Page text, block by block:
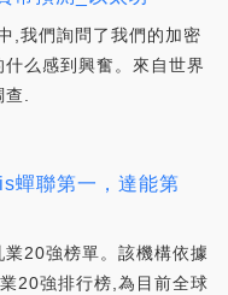
,我們詢問了我們的加密
么感到興奮。來自世界
.
蟬聯第一，達能第
20強榜單。該機構依據
20強排行榜,為目前全球